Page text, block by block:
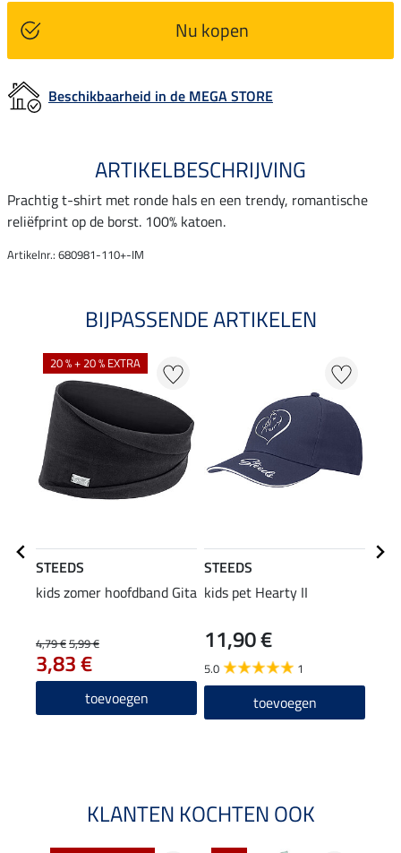
Nu kopen
Beschikbaarheid in de MEGA STORE
ARTIKELBESCHRIJVING
Prachtig t-shirt met ronde hals en een trendy, romantische
reliëfprint op de borst. 100% katoen.
Artikelnr.: 680981-110+-IM
BIJPASSENDE ARTIKELEN
20 % + 20 % EXTRA
STEEDS
kids zomer hoofdband Gita
4,79 €5,99 €
3,83 €
toevoegen
STEEDS
kids pet Hearty II
11,90 €
5.0 1
toevoegen
KLANTEN KOCHTEN OOK